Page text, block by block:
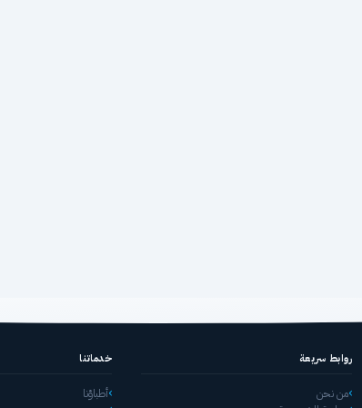
روابط سريعة
من نحن
خدماتنا
أطباؤنا